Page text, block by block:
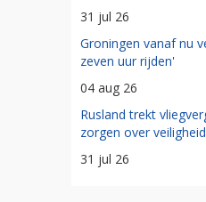
31 jul 26
Groningen vanaf nu
zeven uur rijden'
04 aug 26
Rusland trekt
zorgen over veiligheid
31 jul 26